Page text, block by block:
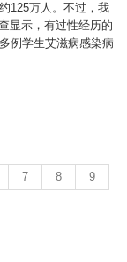
125万人。不过，我
显示，有过性经历的
例学生艾滋病感染病
7 8
9